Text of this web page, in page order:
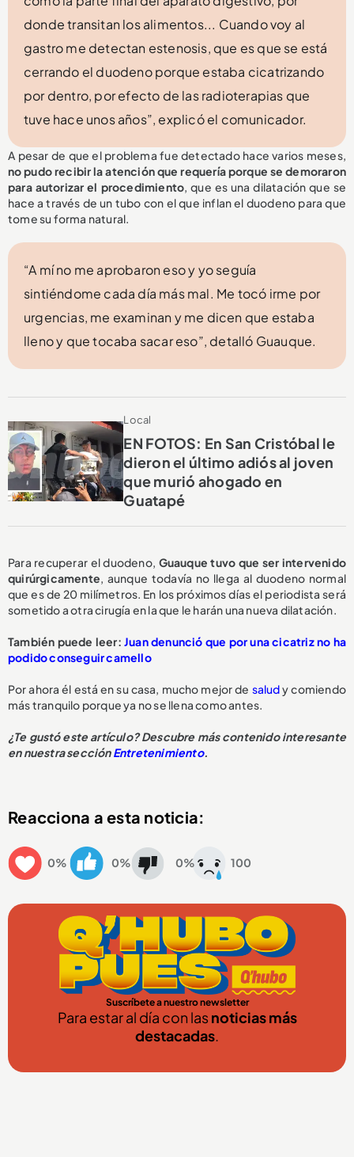
donde transitan los alimentos... Cuando voy al
gastro me detectan estenosis, que es que se está
cerrando el duodeno porque estaba cicatrizando
por dentro, por efecto de las radioterapias que
tuve hace unos años”, explicó el comunicador.
A pesar de que el problema fue detectado hace varios meses,
no pudo recibir la atención que requería porque se demoraron
para autorizar el procedimiento, que es una dilatación que se
hace a través de un tubo con el que inflan el duodeno para que
tome su forma natural.
“A mí no me aprobaron eso y yo seguía
sintiéndome cada día más mal. Me tocó irme por
urgencias, me examinan y me dicen que estaba
lleno y que tocaba sacar eso”, detalló Guauque.
Local
EN FOTOS: En San Cristóbal le
dieron el último adiós al joven
que murió ahogado en
Guatapé
Para recuperar el duodeno, Guauque tuvo que ser intervenido
quirúrgicamente, aunque todavía no llega al duodeno normal
que es de 20 milímetros. En los próximos días el periodista será
sometido a otra cirugía en la que le harán una nueva dilatación.
También puede leer: Juan denunció que por una cicatriz no ha
podido conseguir camello
Por ahora él está en su casa, mucho mejor de saludy comiendo
más tranquilo porque ya no se llena como antes.
¿Te gustó este artículo? Descubre más contenido interesante
en nuestra secciónEntretenimiento.
Reacciona a esta noticia:
0% 0% 0% 100
Suscríbete a nuestro newsletter
Para estar al día con lasnoticias más
destacadas.